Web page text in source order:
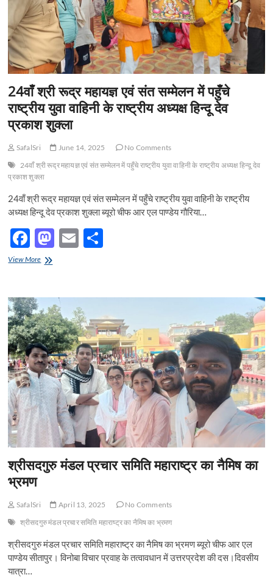
पदाधिकारियों
का
संगठन
के
स्थानीय
कार्यकर्ताओं
व
निवासियों
ने
किया
भव्य
स्वागत
24वाँ श्री रूद्र महायज्ञ एवं संत सम्मेलन में पहुँचे
राष्ट्रीय युवा वाहिनी के राष्ट्रीय अध्यक्ष हिन्दू देव
प्रकाश शुक्ला
SafalSri June 14, 2025
No Comments
24वाँ श्री रूद्र महायज्ञ एवं संत सम्मेलन में पहुँचे राष्ट्रीय युवा वाहिनी के राष्ट्रीय अध्यक्ष हिन्दू देव
प्रकाश शुक्ला
24वाँ श्री रूद्र महायज्ञ एवं संत सम्मेलन में पहुँचे राष्ट्रीय युवा वाहिनी के राष्ट्रीय
अध्यक्ष हिन्दू देव प्रकाश शुक्ला ब्यूरो चीफ आर एल पाण्डेय गौरिया…
F
ac
b
o
o
k
M
d
o
n
E
e
View More24वाँ
संत
सम्मेलन
में
पहुँचे
राष्ट्रीय
युवा
वाहिनी
के
राष्ट्रीय
अध्यक्ष
हिन्दू
श्रीसदगुरु मंडल प्रचार समिति महाराष्ट्र का नैमिष का
भ्रमण
SafalSri April 13, 2025
No Comments
श्रीसदगुरु मंडल प्रचार समिति महाराष्ट्र का नैमिष का भ्रमण
श्रीसदगुरु मंडल प्रचार समिति महाराष्ट्र का नैमिष का भ्रमण ब्यूरो चीफ आर एल
पाण्डेय सीतापुर। विनोबा विचार प्रवाह के तत्वावधान में उत्तरप्रदेश की दस।दिवसीय
यात्रा…